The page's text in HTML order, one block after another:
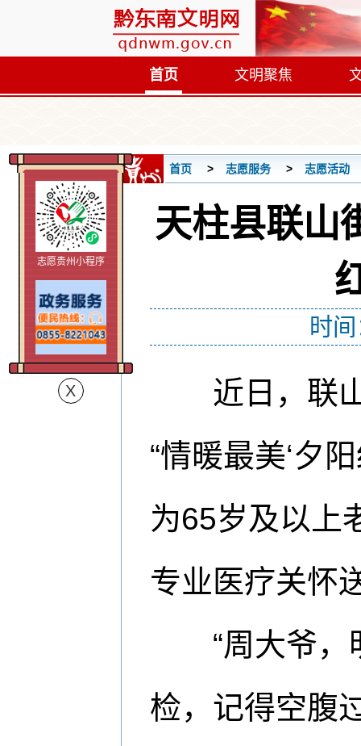
首页 文明聚焦
首页 志愿服务 志愿活动
天柱县联山
时
近日，联山
“情暖最美‘夕
为65岁及以上
专业医疗关怀
“周大爷，
检，记得空腹
志愿贵州小程序